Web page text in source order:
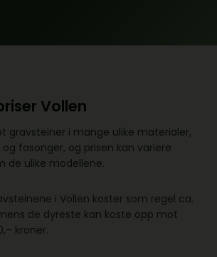
Vollen
gravsteiner i mange ulike materialer,
fasonger, og prisen kan variere
de ulike modellene.
i Vollen koster som regel ca.
de dyreste kan koste opp mot
kroner.